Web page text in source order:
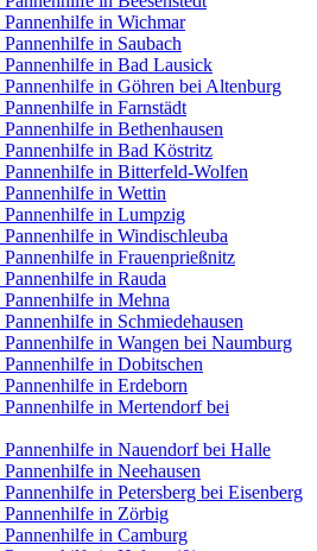
in Wichmar
in Saubach
in Bad Lausick
in Göhren bei Altenburg
in Farnstädt
in Bethenhausen
Pannenhilfe in Bad Köstritz
Pannenhilfe in Bitterfeld-Wolfen
in Wettin
Pannenhilfe in Lumpzig
in Windischleuba
in Frauenprießnitz
in Rauda
in Mehna
in Schmiedehausen
in Wangen bei Naumburg
in Dobitschen
in Erdeborn
in Mertendorf bei
in Nauendorf bei Halle
in Neehausen
in Petersberg bei Eisenberg
Pannenhilfe in Zörbig
in Camburg